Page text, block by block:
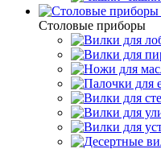
Cтоловые приборы